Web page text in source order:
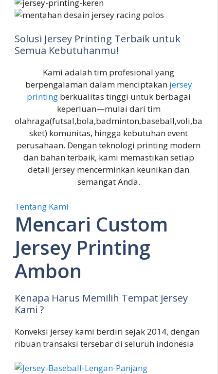
Solusi Jersey Printing Terbaik untuk
Semua Kebutuhanmu!
Kami adalah tim profesional yang
berpengalaman dalam menciptakan jersey
printingberkualitas tinggi untuk berbagai
keperluan—mulai dari tim
olahraga(futsal,bola,badminton,baseball,voli,ba
sket) komunitas, hingga kebutuhan event
perusahaan. Dengan teknologi printing modern
dan bahan terbaik, kami memastikan setiap
detail jersey mencerminkan keunikan dan
semangat Anda.
Tentang Kami
Mencari Custom
Jersey Printing
Ambon
Kenapa Harus Memilih Tempat jersey
Kami ?
Konveksi jersey kami berdiri sejak 2014, dengan
ribuan transaksi tersebar di seluruh indonesia